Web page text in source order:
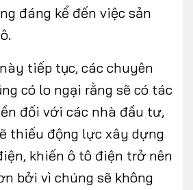
đáng kể đến việc sản
tiếp tục, các chuyên
có lo ngại rằng sẽ có tác
đối với các nhà đầu tư,
thiếu động lực xây dựng
khiến ô tô điện trở nên
bởi vì chúng sẽ không